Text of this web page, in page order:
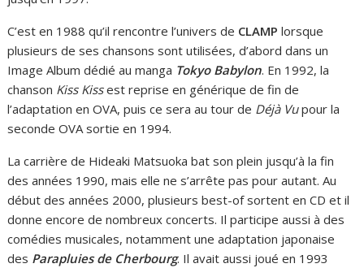
C’est en 1988 qu’il rencontre l’univers de CLAMP lorsque
plusieurs de ses chansons sont utilisées, d’abord dans un
Image Album dédié au manga Tokyo Babylon. En 1992, la
chanson Kiss Kissest reprise en générique de fin de
l’adaptation en OVA, puis ce sera au tour de Déjà Vupour la
seconde OVA sortie en 1994.
La carrière de Hideaki Matsuoka bat son plein jusqu’à la fin
des années 1990, mais elle ne s’arrête pas pour autant. Au
début des années 2000, plusieurs best-of sortent en CD et il
donne encore de nombreux concerts. Il participe aussi à des
comédies musicales, notamment une adaptation japonaise
des Parapluies de Cherbourg. Il avait aussi joué en 1993